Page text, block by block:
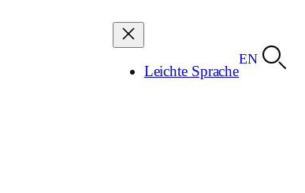
Leichte Sprache
EN